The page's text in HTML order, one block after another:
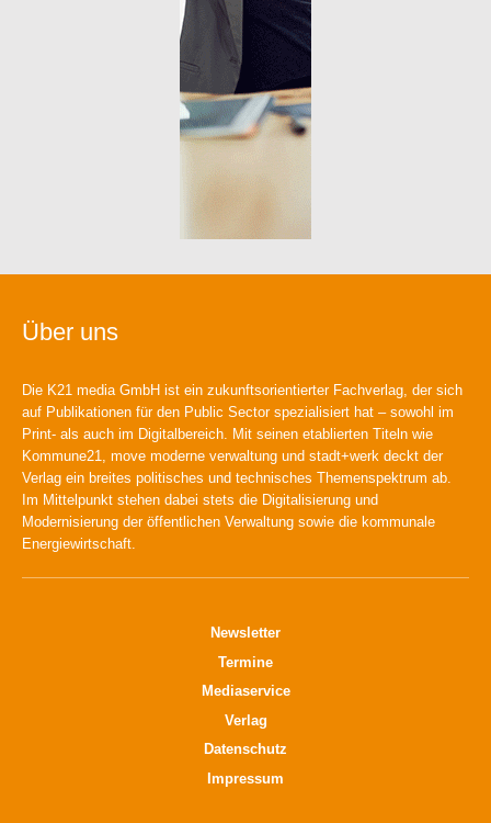
Über uns
Die K21 media GmbH ist ein zukunftsorientierter Fachverlag, der sich
auf Publikationen für den Public Sector spezialisiert hat – sowohl im
Print- als auch im Digitalbereich. Mit seinen etablierten Titeln wie
Kommune21, move moderne verwaltung und stadt+werk deckt der
Verlag ein breites politisches und technisches Themenspektrum ab.
Im Mittelpunkt stehen dabei stets die Digitalisierung und
Modernisierung der öffentlichen Verwaltung sowie die kommunale
Energiewirtschaft.
Newsletter
Termine
Mediaservice
Verlag
Datenschutz
Impressum